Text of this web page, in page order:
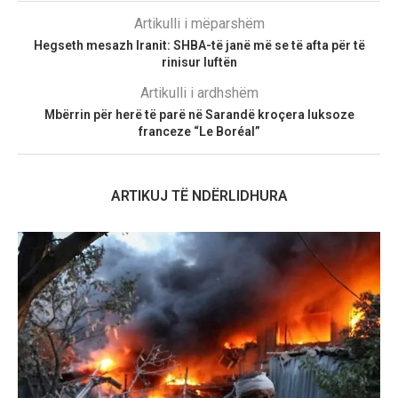
Artikulli i mëparshëm
Hegseth mesazh Iranit: SHBA-të janë më se të afta për të
rinisur luftën
Artikulli i ardhshëm
Mbërrin për herë të parë në Sarandë kroçera luksoze
franceze “Le Boréal”
ARTIKUJ TË NDËRLIDHURA